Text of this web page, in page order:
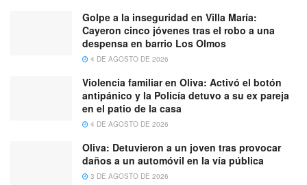
Golpe a la inseguridad en Villa María:
Cayeron cinco jóvenes tras el robo a una
despensa en barrio Los Olmos
4 DE AGOSTO DE 2026
Violencia familiar en Oliva: Activó el botón
antipánico y la Policía detuvo a su ex pareja
en el patio de la casa
4 DE AGOSTO DE 2026
Oliva: Detuvieron a un joven tras provocar
daños a un automóvil en la vía pública
3 DE AGOSTO DE 2026